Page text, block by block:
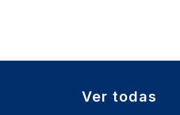
Ver todas